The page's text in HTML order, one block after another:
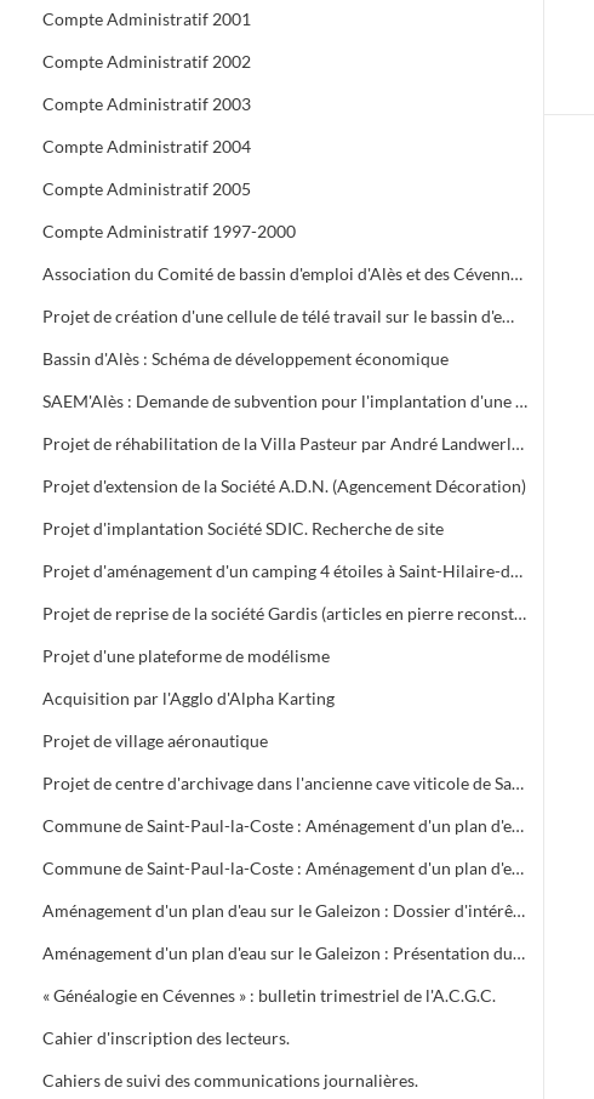
Compte Administratif 2001
Compte Administratif 2002
Compte Administratif 2003
Compte Administratif 2004
Compte Administratif 2005
Compte Administratif 1997-2000
Association du Comité de bassin d'emploi d'Alès et des Cévennes : réunions plénières et Assemblée Générale. Rapport d'activité. Contrat de développement. Projet global de développement du canton de Génolhac S.I.V.O.M. des Hautes-Cévennes
Projet de création d'une cellule de télé travail sur le bassin d'emploi d'Alès par Dominique Bourgeois de Saint-Ambroix
Bassin d'Alès : Schéma de développement économique
SAEM'Alès : Demande de subvention pour l'implantation d'une usine de fabrication de menuiserie aluminium Comal S.A. au Crès 2, Boisset-et-Gaujac
Projet de réhabilitation de la Villa Pasteur par André Landwerlin. Demande de subvention. Historique
Projet d'extension de la Société A.D.N. (Agencement Décoration)
Projet d'implantation Société SDIC. Recherche de site
Projet d'aménagement d'un camping 4 étoiles à Saint-Hilaire-de-Brethmas
Projet de reprise de la société Gardis (articles en pierre reconstituée) par les Ateliers de Vézénobres
Projet d'une plateforme de modélisme
Acquisition par l'Agglo d'Alpha Karting
Projet de village aéronautique
Projet de centre d'archivage dans l'ancienne cave viticole de Saint-Hilaire de Brethmas. Réponses au questionnaire
Commune de Saint-Paul-la-Coste : Aménagement d'un plan d'eau sur le Galeizon. Etude de faisabilité BRL Ingénierie (septembre 1996). Sondage et analyse de l'eau
Commune de Saint-Paul-la-Coste : Aménagement d'un plan d'eau sur le Galeizon. Etude d'Avant Projet Sommaire BRL Ingénierie
Aménagement d'un plan d'eau sur le Galeizon : Dossier d'intérêt général et d'autorisation au titre de la loi sur l'eau
Aménagement d'un plan d'eau sur le Galeizon : Présentation du projet. Aménagement le Martinet, commune de Saint-Paul-la-Coste (dossier service économique, janvier 1997). Etude d'exécution des travaux par BRL Ingénierie. Enquête parcellaire. Enquête publique préalable. Rapport du Commissaire Enquêteur. Compte Rendu demande de subvention
« Généalogie en Cévennes » : bulletin trimestriel de l'A.C.G.C.
Cahier d'inscription des lecteurs.
Cahiers de suivi des communications journalières.